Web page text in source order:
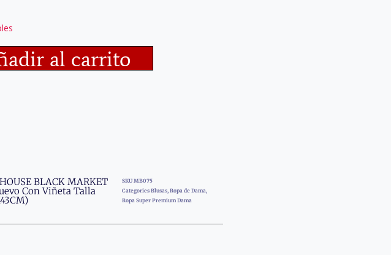
al carrito
BLACK MARKET
Con Viñeta Talla
SKU MB075
Categories Blusas, Ropa de Dama,
Ropa Super Premium Dama